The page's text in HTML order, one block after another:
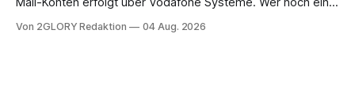
besitzt, loggt sich heute über das Vodafone E-Mail & Cloud
Von 2GLORY Redaktion 04 Aug. 2026